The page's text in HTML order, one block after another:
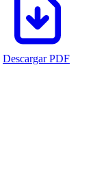
Descargar PDF